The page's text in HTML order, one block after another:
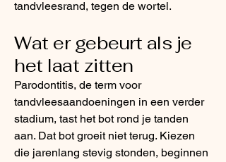
tandvleesrand, tegen de wortel.
Wat er gebeurt als je
het laat zitten
Parodontitis, de term voor
tandvleesaandoeningen in een verder
stadium, tast het bot rond je tanden
aan. Dat bot groeit niet terug. Kiezen
die jarenlang stevig stonden, beginnen